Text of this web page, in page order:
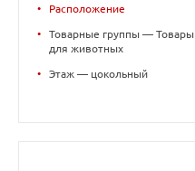
• Расположение
•
Товарные группы — Товары
для животных
• Этаж — цокольный